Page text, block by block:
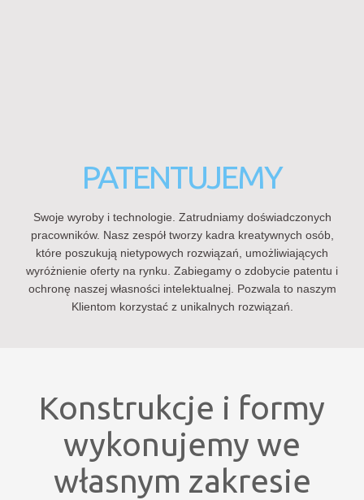
PATENTUJEMY
Swoje wyroby i technologie. Zatrudniamy doświadczonych
pracowników. Nasz zespół tworzy kadra kreatywnych osób,
które poszukują nietypowych rozwiązań, umożliwiających
wyróżnienie oferty na rynku. Zabiegamy o zdobycie patentu i
ochronę naszej własności intelektualnej. Pozwala to naszym
Klientom korzystać z unikalnych rozwiązań.
Konstrukcje i formy
wykonujemy we
własnym zakresie